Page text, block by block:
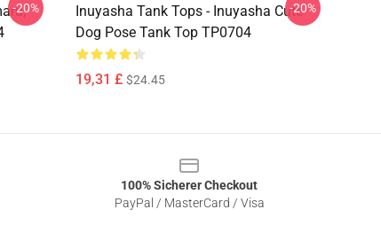
-20%
Inuyasha Tank Tops - Inuyasha Cute
Dog Pose Tank Top TP0704
19,31 £ $24.45
-20%
100% Sicherer Checkout
PayPal / MasterCard / Visa